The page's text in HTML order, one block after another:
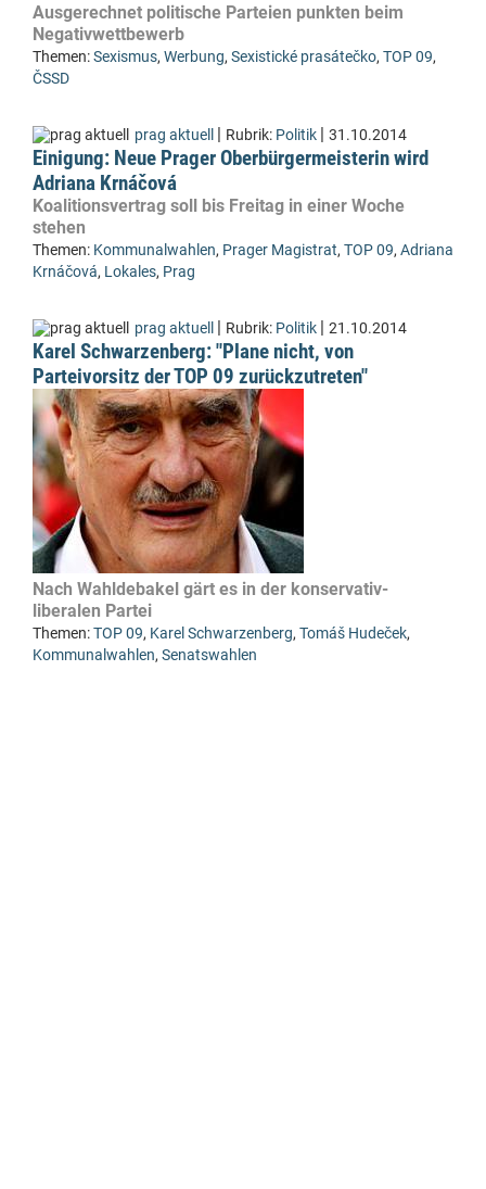
Ausgerechnet politische Parteien punkten beim
Negativwettbewerb
Themen:Sexismus, Werbung, Sexistické prasátečko, TOP 09,
ČSSD
prag aktuell | Rubrik: Politik | 31.10.2014
Einigung: Neue Prager Oberbürgermeisterin wird
Adriana Krnáčová
Koalitionsvertrag soll bis Freitag in einer Woche
stehen
Themen: Kommunalwahlen, Prager Magistrat, TOP 09, Adriana
Krnáčová, Lokales, Prag
prag aktuell | Rubrik: Politik | 21.10.2014
Karel Schwarzenberg: "Plane nicht, von
Parteivorsitz der TOP 09 zurückzutreten"
Nach Wahldebakel gärt es in der konservativ-
liberalen Partei
Themen:TOP 09, Karel Schwarzenberg, Tomáš Hudeček,
Kommunalwahlen, Senatswahlen